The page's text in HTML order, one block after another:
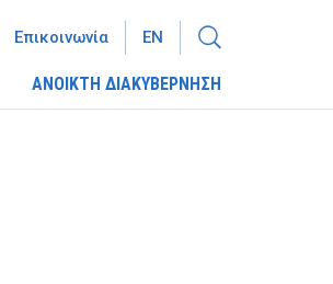
ΑΝΟΙΚΤΗ ΔΙΑΚΥΒΕΡΝΗΣΗ
Επικοινωνία EN